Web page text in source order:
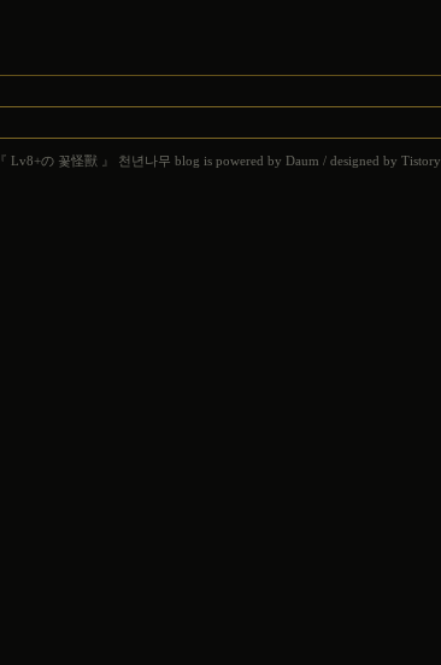
『 Lv8+の 꽃怪獸 』 천년나무 blog is powered by Daum / designed by Tistory